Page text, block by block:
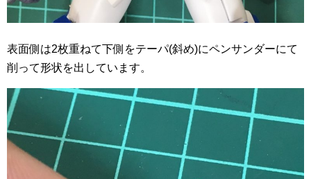
表面側は2枚重ねて下側をテーパ(斜め)にペンサンダーにて
削って形状を出しています。